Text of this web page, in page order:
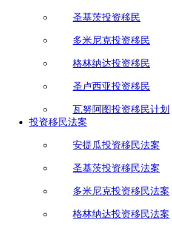
圣基茨投资移民
多米尼克投资移民
格林纳达投资移民
圣卢西亚投资移民
瓦努阿图投资移民计划
投资移民法案
安提瓜投资移民法案
圣基茨投资移民法案
多米尼克投资移民法案
格林纳达投资移民法案